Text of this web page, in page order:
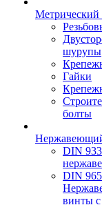
Метрический
шурупы
Гайки
болты
DIN
DIN 965
винты